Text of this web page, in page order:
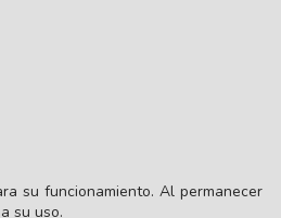
su funcionamiento. Al permanecer
su uso.